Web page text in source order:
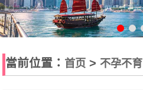
當前位置： 首页 > 不孕不育